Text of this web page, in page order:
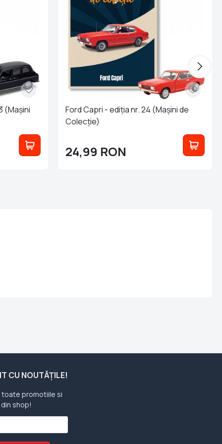
(Mașini
Ford Capri - ediția nr. 24 (Mașini de
Colecție)
24,99 RON
CU NOUTĂȚILE!
toate promotiile si
shop!